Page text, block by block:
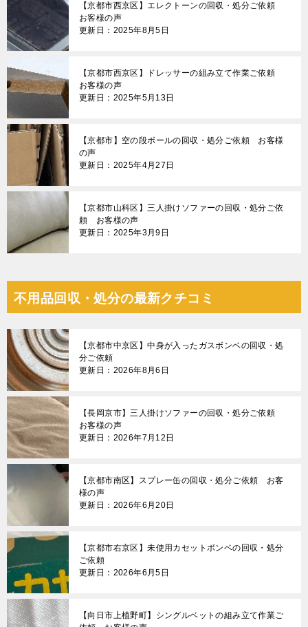
【京都市西京区】エレクトーンの回収・処分ご依頼
お客様の声
更新日：2025年8月5日
【京都市西京区】ドレッサーの組み立て作業ご依頼
お客様の声
更新日：2025年5月13日
【京都市】空の段ボールの回収・処分ご依頼 お客様
の声
更新日：2025年4月27日
【京都市山科区】三人掛けソファーの回収・処分ご依
頼 お客様の声
更新日：2025年3月9日
不用品回収・処分の最新クチコミ
【京都市中京区】中身が入ったガスボンベの回収・処
分ご依頼
更新日：2026年8月6日
【長岡京市】三人掛けソファーの回収・処分ご依頼
お客様の声
更新日：2026年7月12日
【京都市南区】スプレー缶の回収・処分ご依頼 お客
様の声
更新日：2026年6月20日
【京都市右京区】未使用カセットボンベの回収・処分
ご依頼
更新日：2026年6月5日
【向日市上植野町】シングルベットの組み立て作業ご